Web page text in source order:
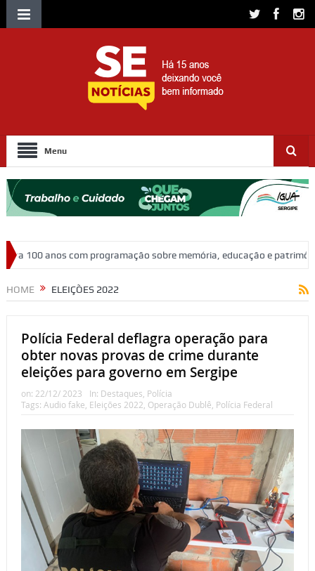
Menu
sobre memória, educação e patrimônio Adasfa e Shopping
HOME ELEIÇÕES 2022
Polícia Federal deflagra operação para
obter novas provas de crime durante
eleições para governo em Sergipe
on: 22/12/ 2023 In: Destaques, Polícia
Tags: Audio fake, Eleições 2022, Operação Dublê, Polícia Federal